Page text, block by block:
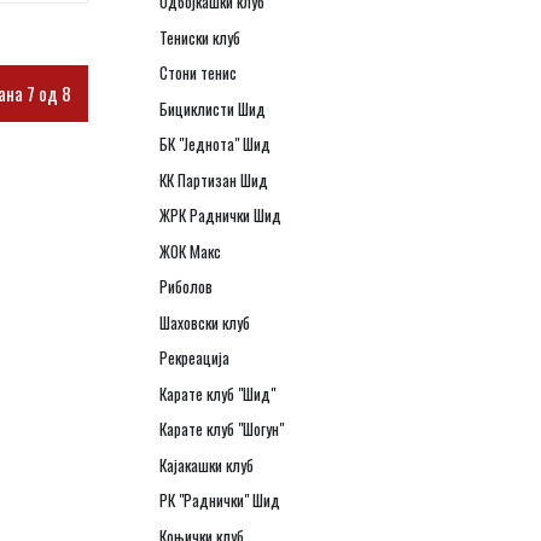
7 од 8
Тениски клуб
Стони тенис
Бициклисти Шид
БК "Једнота" Шид
КК Партизан Шид
ЖРК Раднички Шид
ЖОК Макс
Риболов
Шаховски клуб
Рекреација
Карате клуб "Шид"
Карате клуб "Шогун"
Кајакашки клуб
РК "Раднички" Шид
Коњички клуб